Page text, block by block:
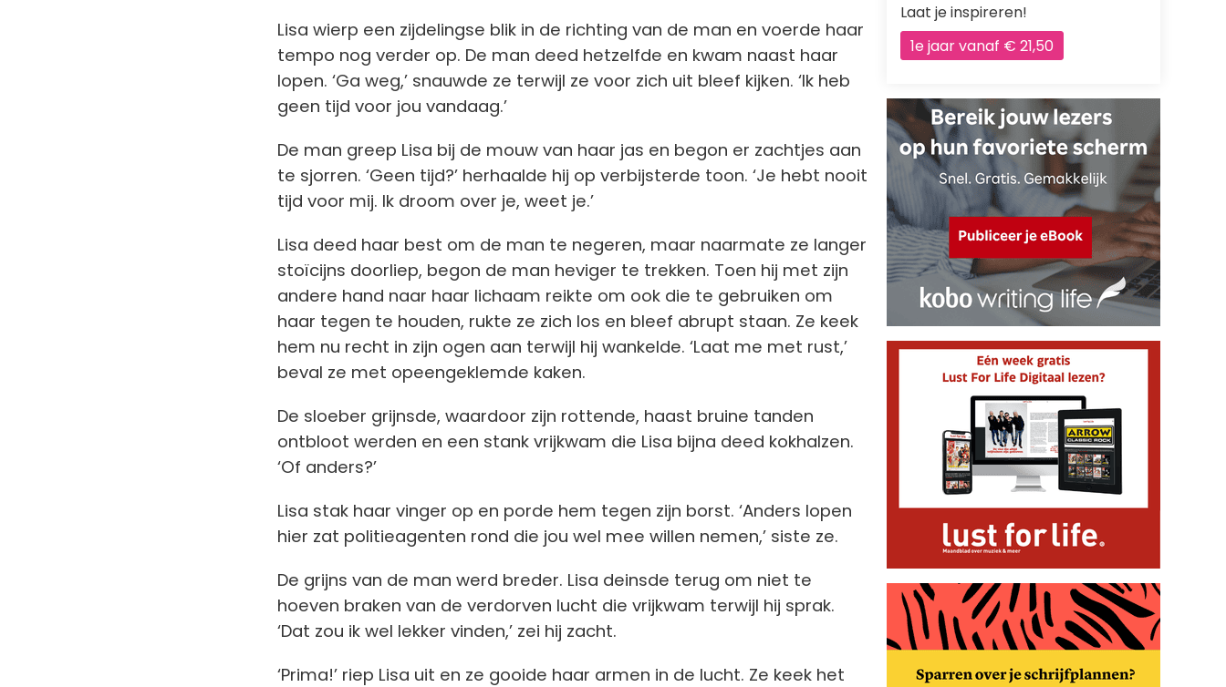
Lisa wierp een zijdelingse blik in de richting van de man en voerde haar
tempo nog verder op. De man deed hetzelfde en kwam naast haar
lopen. ‘Ga weg,’ snauwde ze terwijl ze voor zich uit bleef kijken. ‘Ik heb
geen tijd voor jou vandaag.’
De man greep Lisa bij de mouw van haar jas en begon er zachtjes aan
te sjorren. ‘Geen tijd?’ herhaalde hij op verbijsterde toon. ‘Je hebt nooit
tijd voor mij. Ik droom over je, weet je.’
Lisa deed haar best om de man te negeren, maar naarmate ze langer
stoïcijns doorliep, begon de man heviger te trekken. Toen hij met zijn
andere hand naar haar lichaam reikte om ook die te gebruiken om
haar tegen te houden, rukte ze zich los en bleef abrupt staan. Ze keek
hem nu recht in zijn ogen aan terwijl hij wankelde. ‘Laat me met rust,’
beval ze met opeengeklemde kaken.
De sloeber grijnsde, waardoor zijn rottende, haast bruine tanden
ontbloot werden en een stank vrijkwam die Lisa bijna deed kokhalzen.
‘Of anders?’
Lisa stak haar vinger op en porde hem tegen zijn borst. ‘Anders lopen
hier zat politieagenten rond die jou wel mee willen nemen,’ siste ze.
De grijns van de man werd breder. Lisa deinsde terug om niet te
hoeven braken van de verdorven lucht die vrijkwam terwijl hij sprak.
‘Dat zou ik wel lekker vinden,’ zei hij zacht.
‘Prima!’ riep Lisa uit en ze gooide haar armen in de lucht. Ze keek het
Laat je inspireren!
1e jaar vanaf € 21,50